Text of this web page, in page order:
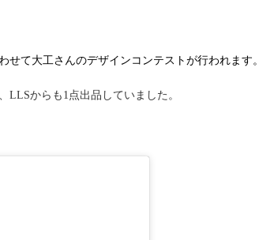
て大工さんのデザインコンテストが行われます。
LLSからも1点出品していました。